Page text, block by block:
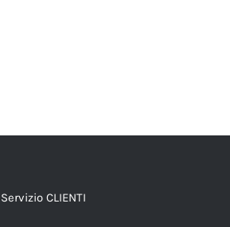
Servizio CLIENTI